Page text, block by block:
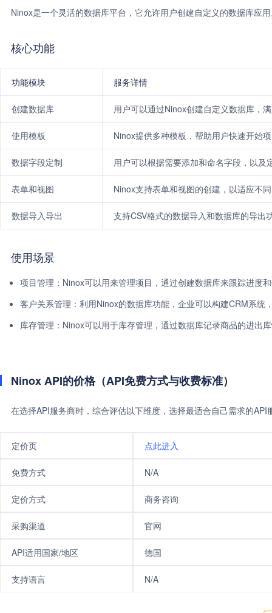
Ninox是一个灵活的数据库平台，它允许用户创建自定义的数据库应
核心功能
功能模块 服务详情
创建数据库 用户可以通过Ninox创建自定义数据库，
使用模板 Ninox提供多种模板，帮助用户快速开始
数据字段定制 用户可以根据需要添加和命名字段，以及
表单和视图 Ninox支持表单和视图的创建，以适应不
数据导入导出 支持CSV格式的数据导入和数据库的导出
使用场景
项目管理：Ninox可以用来管理项目，通过创建数据库来跟踪进度
客户关系管理：利用Ninox的数据库功能，企业可以构建CRM系统
库存管理：Ninox可以用于库存管理，通过数据库记录商品的进出
Ninox API的价格（API免费方式与收费标准）
在选择API服务商时，综合评估以下维度，选择最适合自己需求的
定价页 点此进入
免费方式 N/A
定价方式 商务咨询
采购渠道 官网
API适用国家/地区 德国
支持语言 N/A